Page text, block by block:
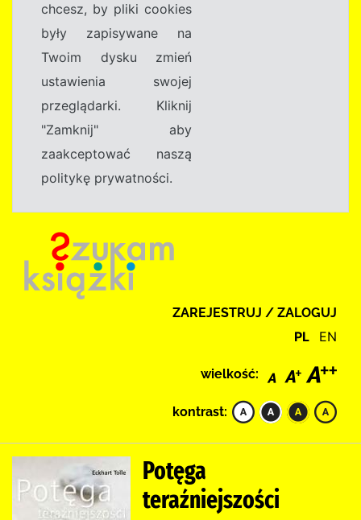
chcesz, by pliki cookies
były zapisywane na
Twoim dysku zmień
ustawienia swojej
przeglądarki. Kliknij
"Zamknij" aby
zaakceptować naszą
politykę prywatności.
ZAREJESTRUJ / ZALOGUJ
PL EN
wielkość:
kontrast:
Potęga
teraźniejszości